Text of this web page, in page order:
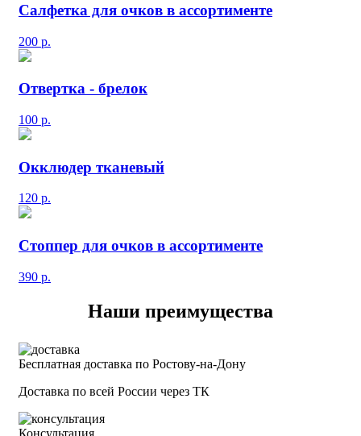
Салфетка для очков в ассортименте
200 р.
Отвертка - брелок
100 р.
Окклюдер тканевый
120 р.
Стоппер для очков в ассортименте
390 р.
Наши преимущества
Бесплатная доставка по Ростову-на-Дону
Доставка по всей России через ТК
Консультация